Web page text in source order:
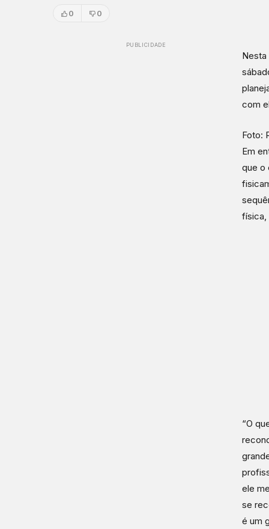
0 0
PUBLICIDADE
com
Foto:
Em
que o
física,
“O
ele
se
é um